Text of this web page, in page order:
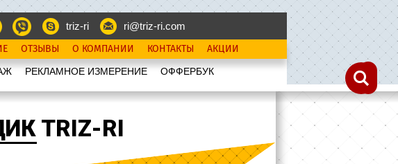
triz-ri ri@triz-ri.com
ОТЗЫВЫ О КОМПАНИИ КОНТАКТЫ АКЦИИ
РЕКЛАМНОЕ ИЗМЕРЕНИЕ OФФЕРБУК
TRIZ-RI